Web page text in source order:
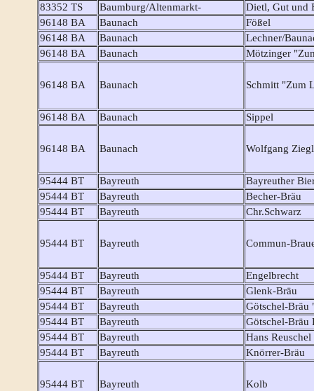
83352 TS
Baumburg/Altenmarkt-
Dietl, Gut und
96148 BA
Baunach
Fößel
96148 BA
Baunach
Lechner/
96148 BA
Baunach Mötzinger
96148 BA Baunach Schmitt "Zum
96148 BA Baunach Sippel
96148 BA Baunach Wolfgang
95444 BT Bayreuth
Bayreuther
95444 BT
Bayreuth
Becher-Bräu
95444 BT
Bayreuth Chr.Schwarz
95444 BT Bayreuth Commun-
95444 BT Bayreuth
Engelbrecht
95444 BT
Bayreuth
Glenk-Bräu
95444 BT
Bayreuth
Götschel-Bräu
95444 BT
Bayreuth
Götschel-Bräu
95444 BT
Bayreuth
Hans Reuschel
95444 BT
Bayreuth Knörrer-Bräu
95444 BT Bayreuth Kolb